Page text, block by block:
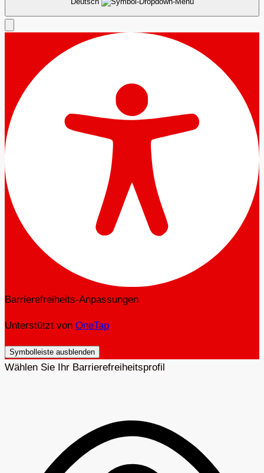
Barrierefreiheits-Anpassungen
Unterstützt von OneTap
Symbolleiste ausblenden
Wählen Sie Ihr Barrierefreiheitsprofil